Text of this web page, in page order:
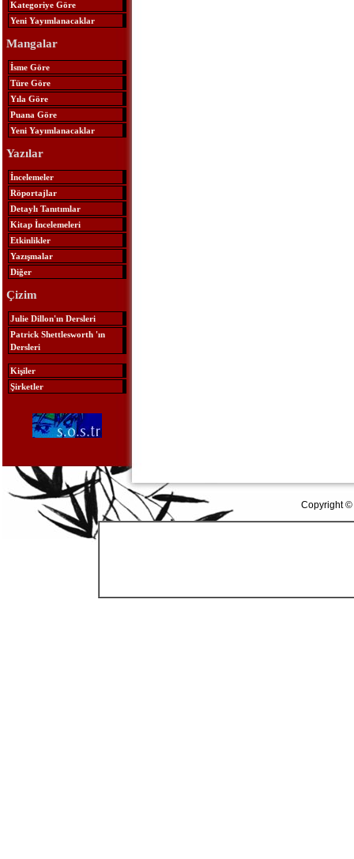
Kategoriye Göre
Yeni Yayımlanacaklar
Mangalar
İsme Göre
Türe Göre
Yıla Göre
Puana Göre
Yeni Yayımlanacaklar
Yazılar
İncelemeler
Röportajlar
Detaylı Tanıtımlar
Kitap İncelemeleri
Etkinlikler
Yazışmalar
Diğer
Çizim
Julie Dillon'ın Dersleri
Patrick Shettlesworth 'ın
Dersleri
Kişiler
Şirketler
Copyright ©